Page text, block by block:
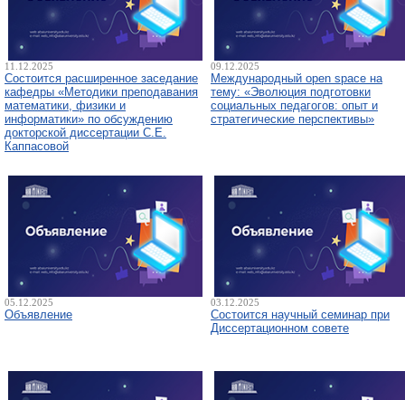
11.12.2025
Состоится расширенное заседание
кафедры «Методики преподавания
математики, физики и
информатики» по обсуждению
докторской диссертации С.Е.
Каппасовой
09.12.2025
Международный open space на
тему: «Эволюция подготовки
социальных педагогов: опыт и
стратегические перспективы»
05.12.2025
Объявление
03.12.2025
Состоится научный семинар при
Диссертационном совете